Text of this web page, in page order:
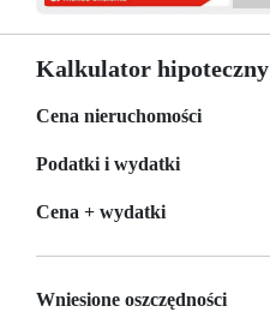
Kalkulator hipoteczny
Cena nieruchomości
Podatki i wydatki
Cena + wydatki
Wniesione oszczędności